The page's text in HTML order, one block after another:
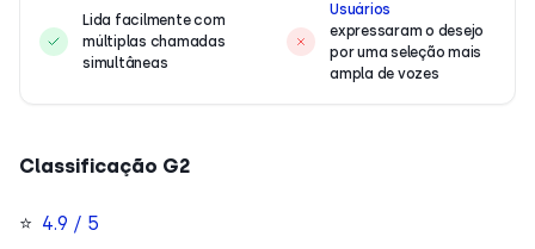
Lida facilmente com
múltiplas chamadas
simultâneas
Usuários
expressaram o desejo
por uma seleção mais
ampla de vozes
Classificação G2
⭐ 4.9 / 5